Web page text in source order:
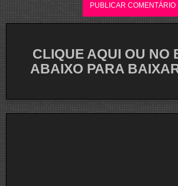
CLIQUE AQUI OU NO
ABAIXO PARA